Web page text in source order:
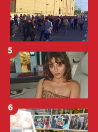
5
6